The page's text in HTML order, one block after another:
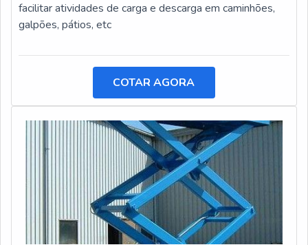
facilitar atividades de carga e descarga em caminhões,
galpões, pátios, etc
COTAR AGORA